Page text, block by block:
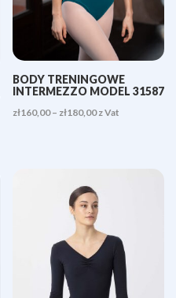
BODY TRENINGOWE
INTERMEZZO MODEL 31587
zł160,00 – zł180,00Zakres
do
zł180,00
z Vat